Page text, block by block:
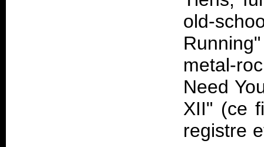
old-
metal-
Need
XII" (ce
registre